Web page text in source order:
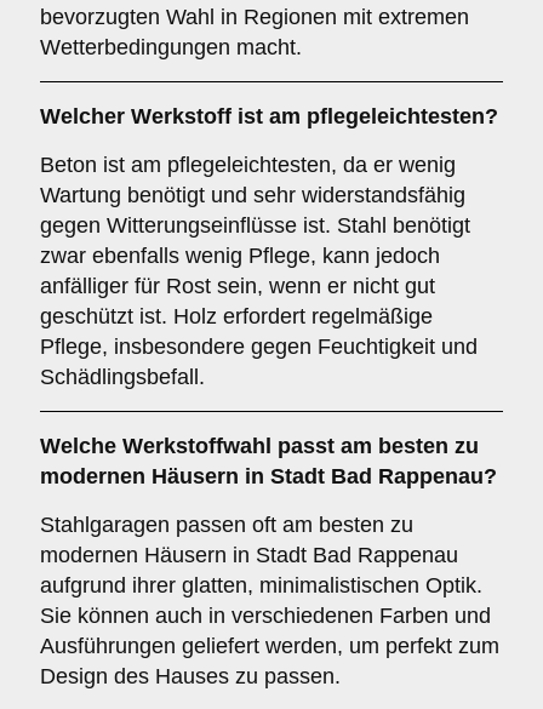
bevorzugten Wahl in Regionen mit extremen
Wetterbedingungen macht.
Welcher Werkstoff ist am pflegeleichtesten?
Beton ist am pflegeleichtesten, da er wenig
Wartung benötigt und sehr widerstandsfähig
gegen Witterungseinflüsse ist. Stahl benötigt
zwar ebenfalls wenig Pflege, kann jedoch
anfälliger für Rost sein, wenn er nicht gut
geschützt ist. Holz erfordert regelmäßige
Pflege, insbesondere gegen Feuchtigkeit und
Schädlingsbefall.
Welche Werkstoffwahl passt am besten zu
modernen Häusern in Stadt Bad Rappenau?
Stahlgaragen passen oft am besten zu
modernen Häusern in Stadt Bad Rappenau
aufgrund ihrer glatten, minimalistischen Optik.
Sie können auch in verschiedenen Farben und
Ausführungen geliefert werden, um perfekt zum
Design des Hauses zu passen.